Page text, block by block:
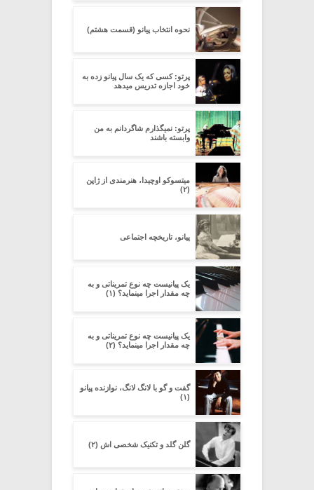
نحوه انتخاب پیانو (قسمت هشتم)
پرتو: کسی که یک سال پیانو زده به
خود اجازه تدریس میدهد
پرتو: نمیگذارم شاگردانم به من
وابسته باشند
میتسوکو اوچیدا، هنرمندی از ژاپن
(۲)
پیانو، تاریخچه اجتماعی
یک پیانیست چه نوع تمریناتی و به
چه مقدار اجرا مینماید؟ (۱)
یک پیانیست چه نوع تمریناتی و به
چه مقدار اجرا مینماید؟ (۲)
گفت و گو با لانگ لانگ، نوازنده پیانو
(۱)
گلن گلد و تکنیک شخصی اش (۲)